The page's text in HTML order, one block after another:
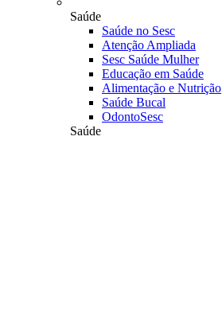
Saúde
Saúde no Sesc
Atenção Ampliada
Sesc Saúde Mulher
Educação em Saúde
Alimentação e Nutrição
Saúde Bucal
OdontoSesc
Saúde